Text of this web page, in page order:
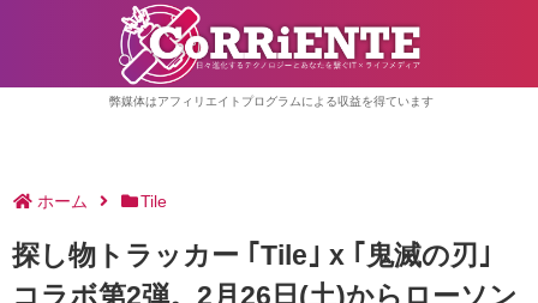
弊媒体はアフィリエイトプログラムによる収益を得ています
ホーム Tile
探し物トラッカー ｢Tile｣ x ｢鬼滅の刃｣
コラボ第2弾。2月26日(土)からローソン